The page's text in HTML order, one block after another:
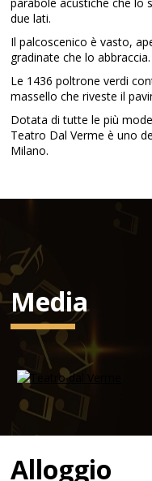
due lati.
Il palcoscenico è vasto,
gradinate che lo abbraccia.
Le 1436 poltrone verdi
massello che riveste il
Dotata di tutte le più
Teatro Dal Verme è uno
Milano.
Media
Alloggio